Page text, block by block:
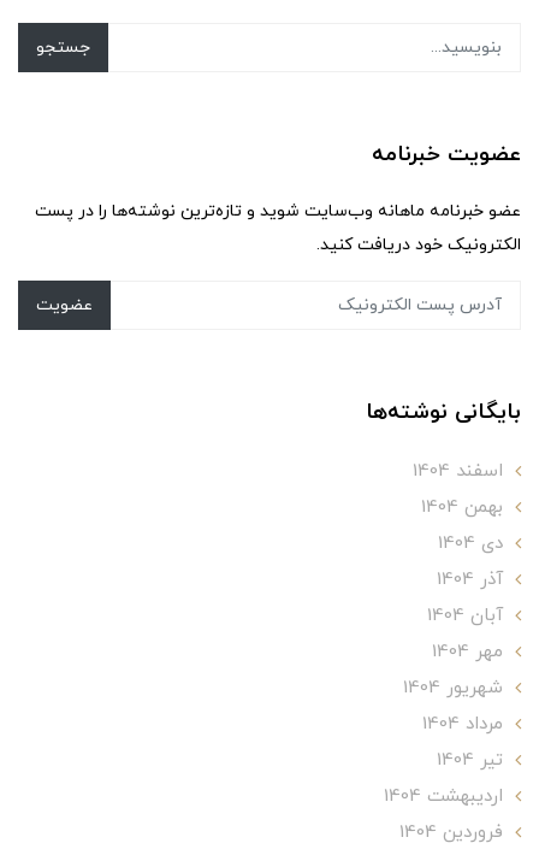
جستجو
عضویت خبرنامه
عضو خبرنامه ماهانه وب‌سایت شوید و تازه‌ترین نوشته‌ها را در پست
الکترونیک خود دریافت کنید.
عضویت
بایگانی نوشته‌ها
اسفند 1404
بهمن 1404
دی 1404
آذر 1404
آبان 1404
مهر 1404
شهریور 1404
مرداد 1404
تير 1404
ارديبهشت 1404
فروردین 1404